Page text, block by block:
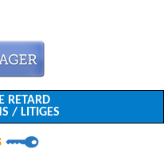
RETARD
/ LITIGES